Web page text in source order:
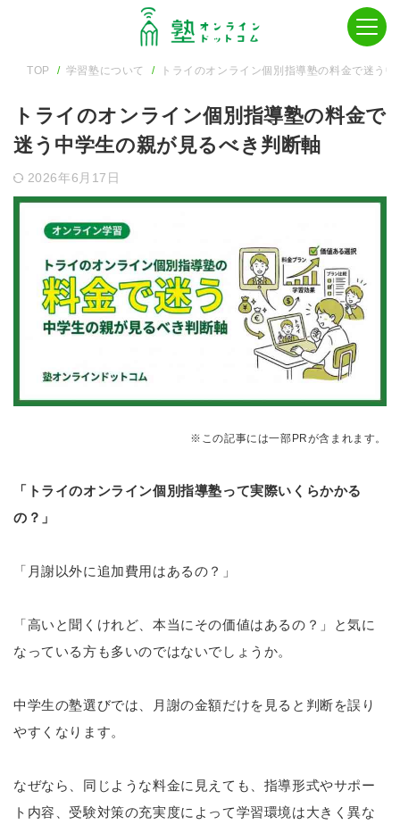
TOP 学習塾について トライのオンライン個別指導塾の料金で迷う
トライのオンライン個別指導塾の料金で
迷う中学生の親が見るべき判断軸
2026年6月17日
※この記事には一部PRが含まれます。
「トライのオンライン個別指導塾って実際いくらかかる
の？」
「月謝以外に追加費用はあるの？」
「高いと聞くけれど、本当にその価値はあるの？」と気に
なっている方も多いのではないでしょうか。
中学生の塾選びでは、月謝の金額だけを見ると判断を誤り
やすくなります。
なぜなら、同じような料金に見えても、指導形式やサポー
ト内容、受験対策の充実度によって学習環境は大きく異な